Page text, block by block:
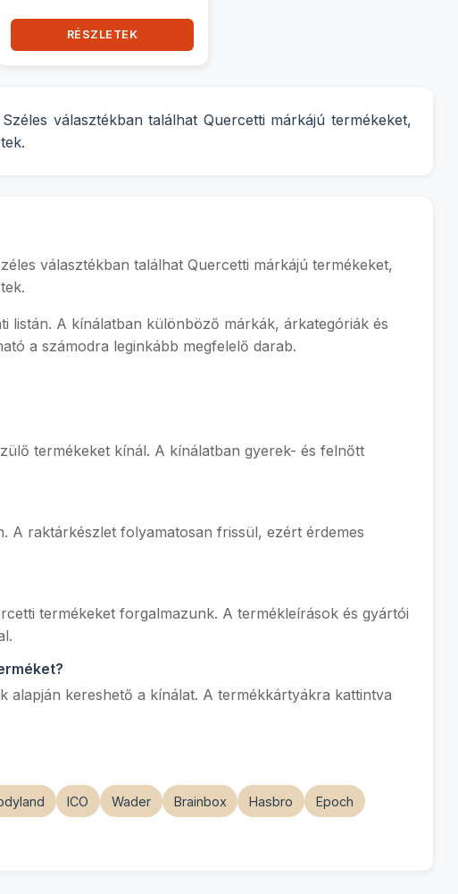
RÉSZLETEK
választékban találhat Quercetti márkájú termékeket,
választékban találhat Quercetti márkájú termékeket,
listán. A kínálatban különböző márkák, árkategóriák és
a számodra leginkább megfelelő darab.
termékeket kínál. A kínálatban gyerek- és felnőtt
A raktárkészlet folyamatosan frissül, ezért érdemes
termékeket forgalmazunk. A termékleírások és gyártói
kereshető a kínálat. A termékkártyákra kattintva
ICO Wader Brainbox Hasbro Epoch